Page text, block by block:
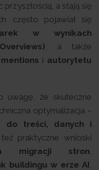
przyszłością, a stają się
często pojawiał się
w wynikach
, a także
i autorytetu
uwagę, że skuteczne
optymalizacja –
do treści, danych i
praktyczne wnioski
migracji stron
buildingu w erze AI